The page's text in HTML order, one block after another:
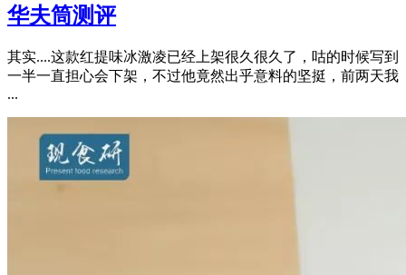
华夫筒测评
其实....这款红提味冰激凌已经上架很久很久了，咕的时候写到
一半一直担心会下架，不过他竟然出乎意料的坚挺，前两天我
...